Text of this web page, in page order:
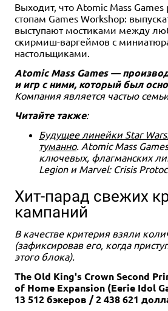
Выходит, что Atomic Mass
стопам Games Workshop:
выступают мостиками между
скирмиш-варгеймов с
настольщиками.
Atomic Mass Games —
и игр с ними, который был
Компания является частью
Читайте также:
Будущее линейки Star
туманно. Atomic Mass
ключевых, флагманских
Legion и Marvel: Crisis
Хит-парад свежих
кампаний
В качестве критерия взяли
(зафиксировав его, когда
этого блока).
The Old King's Crown Second
of Home Expansion (Eerie Idol
13 512 бэкеров / 2 438 621